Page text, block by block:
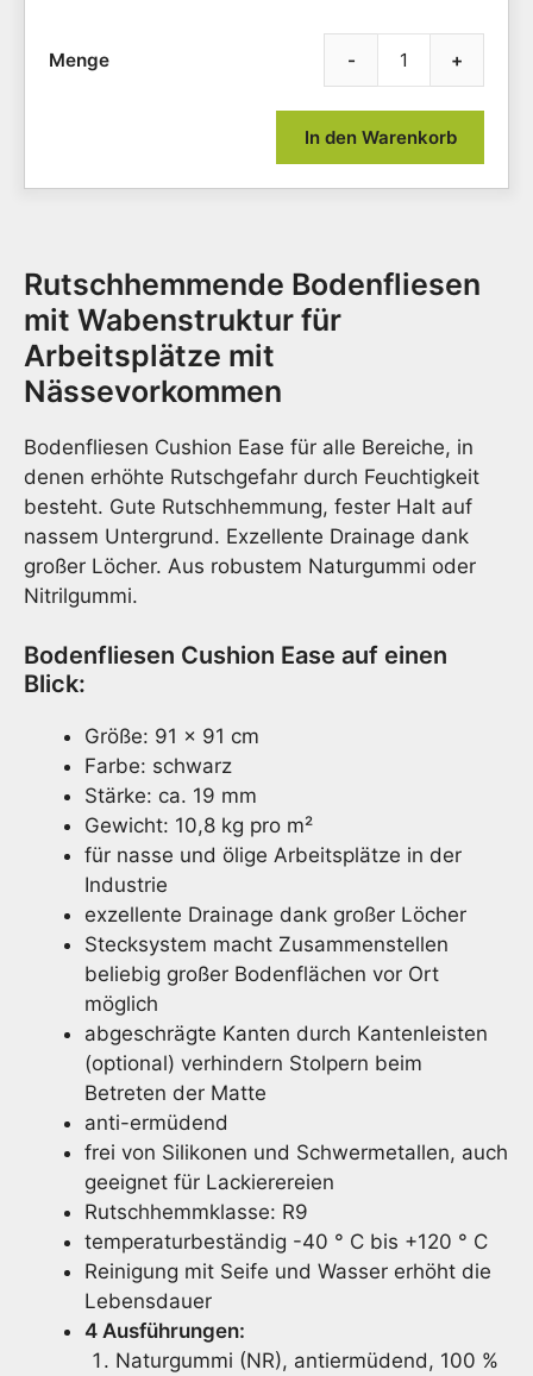
- +
In den Warenkorb
Rutschhemmende Bodenfliesen
mit Wabenstruktur für
Arbeitsplätze mit
Nässevorkommen
Bodenfliesen Cushion Ease für alle Bereiche, in
denen erhöhte Rutschgefahr durch Feuchtigkeit
besteht. Gute Rutschhemmung, fester Halt auf
nassem Untergrund. Exzellente Drainage dank
großer Löcher. Aus robustem Naturgummi oder
Nitrilgummi.
Bodenfliesen Cushion Ease auf einen
Blick:
Größe: 91 x 91 cm
Farbe: schwarz
Stärke: ca. 19 mm
Gewicht: 10,8 kg pro m²
für nasse und ölige Arbeitsplätze in der
Industrie
exzellente Drainage dank großer Löcher
Stecksystem macht Zusammenstellen
beliebig großer Bodenflächen vor Ort
möglich
abgeschrägte Kanten durch Kantenleisten
(optional) verhindern Stolpern beim
Betreten der Matte
anti-ermüdend
frei von Silikonen und Schwermetallen, auch
geeignet für Lackierereien
Rutschhemmklasse: R9
temperaturbeständig -40 ° C bis +120 ° C
Reinigung mit Seife und Wasser erhöht die
Lebensdauer
4 Ausführungen:
Naturgummi (NR), antiermüdend, 100 %